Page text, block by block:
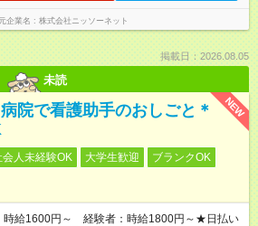
企業名 株式会社ニッソーネット
掲載日：2026.08.05
未読
NEW
院で看護助手のおしごと＊
会人未経験OK 大学生歓迎
ブランクOK
時給1600円～ 経験者：時給1800円～★日払い